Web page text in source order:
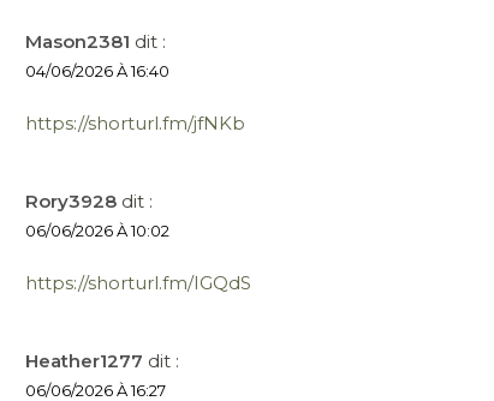
Mason2381 dit :
04/06/2026 À 16:40
https://shorturl.fm/jfNKb
Rory3928 dit :
06/06/2026 À 10:02
https://shorturl.fm/IGQdS
Heather1277 dit :
06/06/2026 À 16:27